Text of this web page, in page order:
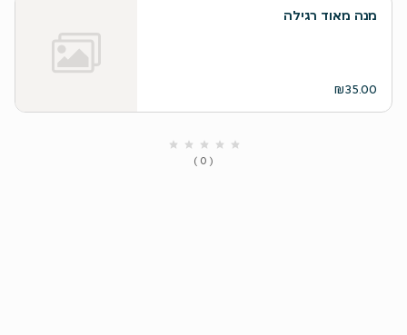
מנה מאוד רגילה
₪35.00
( 0 )